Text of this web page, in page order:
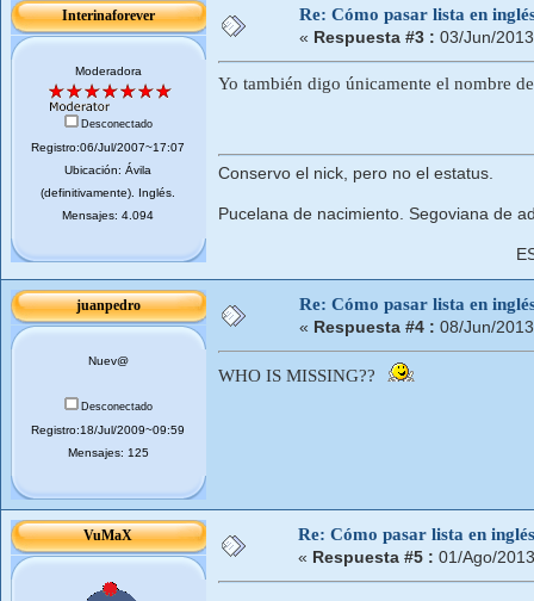
Interinaforever
Moderadora
Desconectado
Registro:06/Jul/2007~17:07
Ubicación: Ávila
(definitivamente). Inglés.
Mensajes: 4.094
Re: Cómo pasar lista en
« Respuesta #3 : 03/Jun/
Yo también digo únicamente el nombre
Conservo el nick, pero no el estatus.
Pucelana de nacimiento. Segoviana de
juanpedro
Nuev@
Desconectado
Registro:18/Jul/2009~09:59
Mensajes: 125
Re: Cómo pasar lista en
« Respuesta #4 : 08/Jun/
WHO IS MISSING??
VuMaX Re: Cómo pasar lista en
« Respuesta #5 : 01/Ago/